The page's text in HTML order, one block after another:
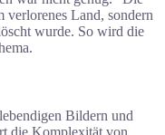
Land, sondern
wurde. So wird die
Bildern und
die Komplexität von